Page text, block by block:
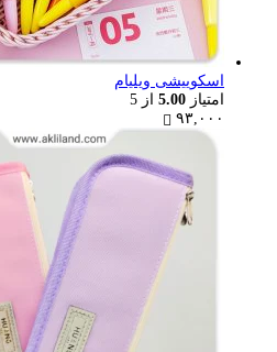
اسکوییشی ویلیام
امتیاز 5.00 از 5
۹۳,۰۰۰